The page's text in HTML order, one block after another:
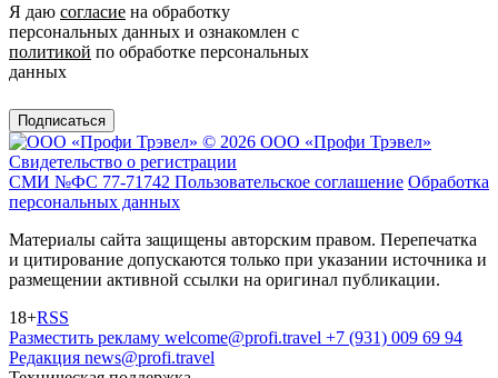
Я даю согласие на обработку
персональных данных и ознакомлен с
политикой по обработке персональных
данных
Подписаться
© 2026 ООО «Профи Трэвeл»
Свидетельство о регистрации
СМИ №ФС 77-71742 Пользовательское соглашение Обработка
персональных данных
Материалы сайта защищены авторским правом. Перепечатка
и цитирование допускаются только при указании источника и
размещении активной ссылки на оригинал публикации.
18+RSS
Разместить рекламу welcome@profi.travel +7 (931) 009 69 94
Редакция news@profi.travel